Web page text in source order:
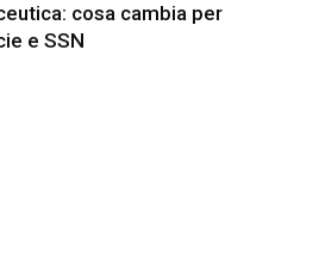
cosa cambia per
e SSN